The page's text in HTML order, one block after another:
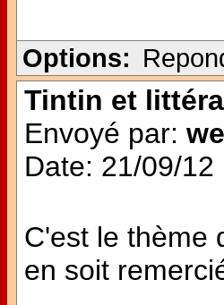
Options:
Tintin et
Envoyé par:
Date: 21/09/12
C'est le thème
en soit